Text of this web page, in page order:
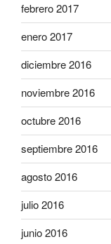
febrero 2017
enero 2017
diciembre 2016
noviembre 2016
octubre 2016
septiembre 2016
agosto 2016
julio 2016
junio 2016